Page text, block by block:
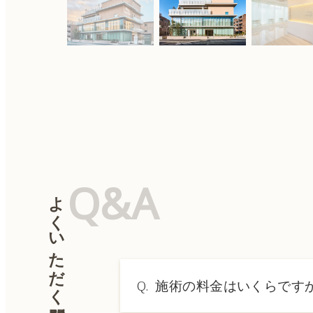
Q&A
よくいただく質問 Q. 施術の料金はいくらです